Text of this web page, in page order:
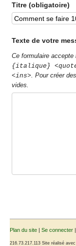
Titre (obligatoire)
Texte de votre
Ce formulaire
{italique}
<ins> . Pour créer
vides.
Plan du site | Se connecter |
216.73.217.113 Site réalisé avec